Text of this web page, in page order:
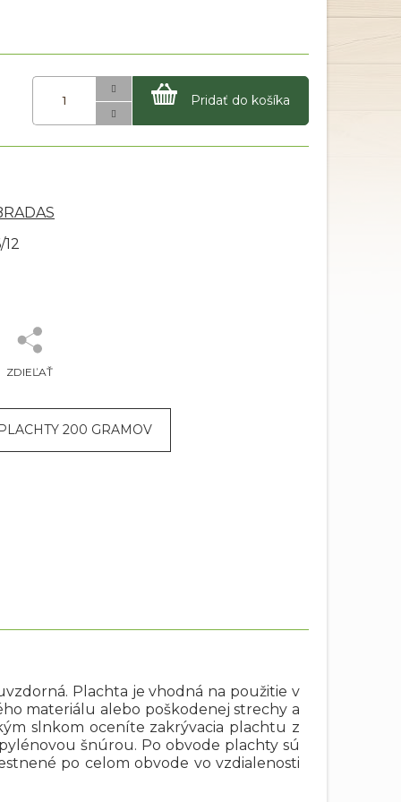
Pridať do košíka
ZDIEĽAŤ
200 GRAMOV
Plachta je vhodná na použitie v
materiálu alebo poškodenej strechy a
slnkom oceníte zakrývacia plachtu z
šnúrou. Po obvode plachty sú
po celom obvode vo vzdialenosti